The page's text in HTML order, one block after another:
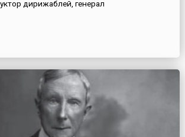
дирижаблей, генерал